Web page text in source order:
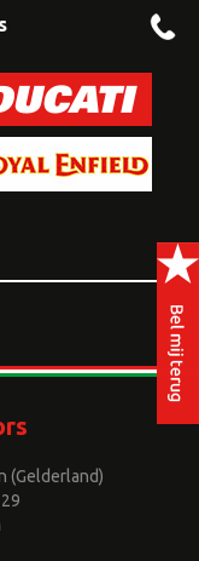
(Gelderland)